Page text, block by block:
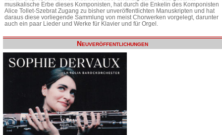
musikalische Erbe dieses Komponisten, hat durch die Enkelin des Komponisten
Alice Tollet-Szebrat Zugang zu bisher unveröffentlichten Manuskripten und hat
daraus diese vorliegende Sammlung von meist Chorwerken vorgelegt, darunter
auch ein paar Lieder und Werke für Klavier und für Orgel.
Neuveröffentlichungen